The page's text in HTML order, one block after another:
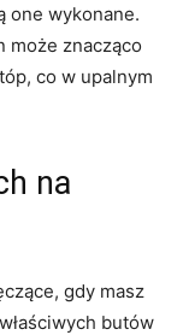
one⁤ wykonane.
może znacząco
co w upalnym
​na
gdy masz
⁤butów